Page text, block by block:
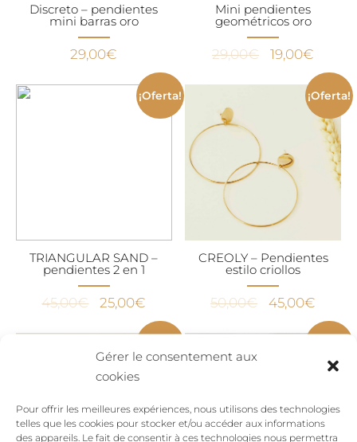
Gérer le consentement aux
cookies
Pour offrir les meilleures expériences, nous utilisons des technologies
telles que les cookies pour stocker et/ou accéder aux informations
des appareils. Le fait de consentir à ces technologies nous permettra
Discreto – pendientes
mini barras oro
29,00€
Mini pendientes
geométricos oro
29,00€
El
original
19,00€
precio
actual
es:
¡Oferta!
TRIANGULAR SAND –
pendientes 2 en 1
45,00€
El
era:
45,00€.
25,00€
precio
es:
¡Oferta!
CREOLY – Pendientes
estilo criollos
50,00€
El
45,00€
precio
es: